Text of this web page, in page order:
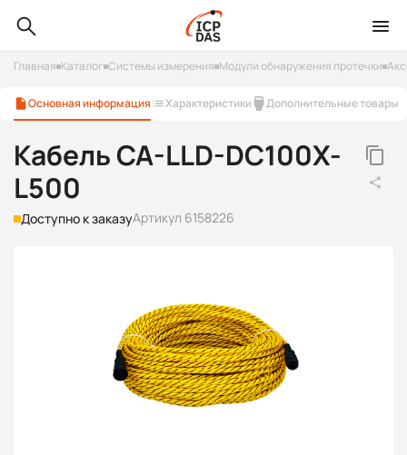
Главная Каталог Системы измерения Модули обнаружения протечки
Основная информация Характеристики Дополнительные товары
Кабель CA-LLD-DC100X-
L500
Доступно к заказуАртикул 6158226